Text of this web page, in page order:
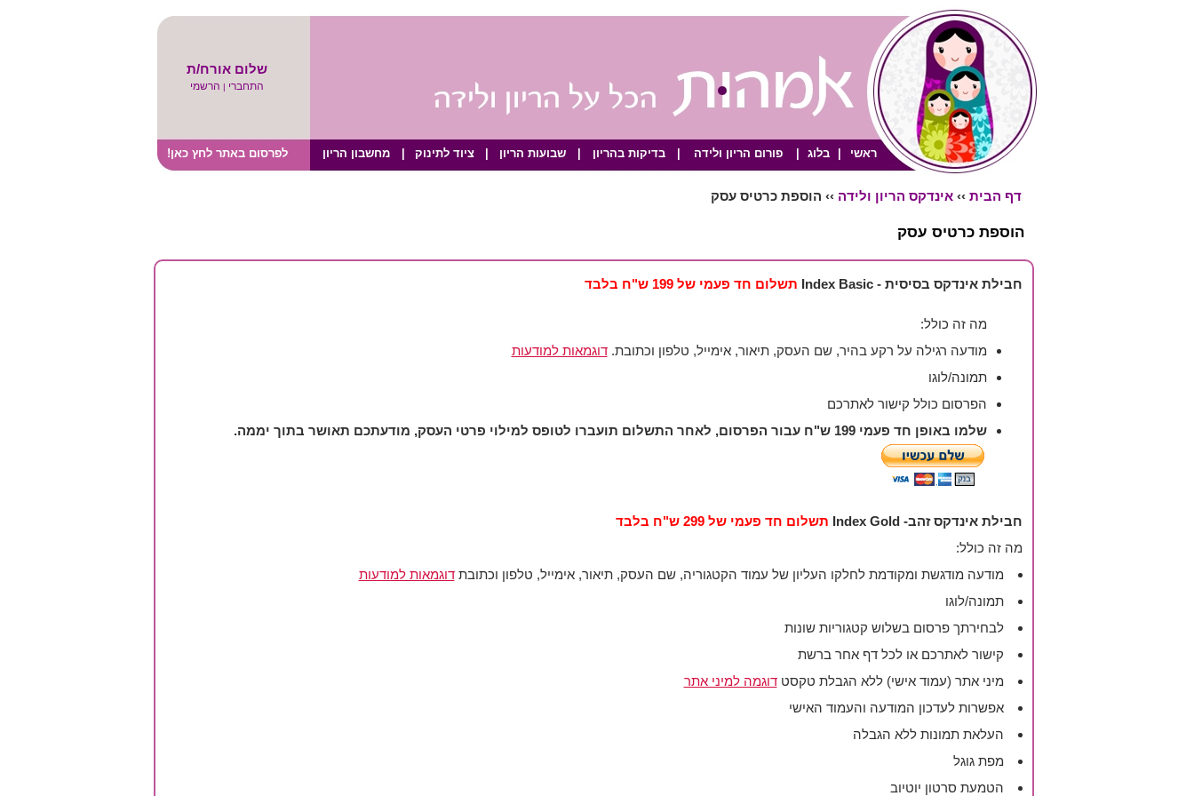
שלום אורח/ת
התחברי | הרשמי
לפרסום באתר לחץ כאן! מחשבון הריון ציוד לתינוק שבועות הריון בדיקות בהריון פורום הריון ולידה בלוג ראשי
דף הבית››אינדקס הריון ולידה›› הוספת כרטיס עסק
הוספת כרטיס עסק
חבילת אינדקס בסיסית - Index Basic תשלום חד פעמי של 199 ש"ח בלבד
מה זה כולל:
מודעה רגילה על רקע בהיר, שם העסק, תיאור, אימייל, טלפון וכתובת.דוגמאות למודעות
תמונה/לוגו
הפרסום כולל קישור לאתרכם
שלמו באופן חד פעמי 199 ש"ח עבור הפרסום, לאחר התשלום תועברו לטופס למילוי פרטי העסק, מודעתכם תאושר בתוך יממה.
חבילת אינדקס זהב- Index Gold
תשלום חד פעמי של 299 ש"ח בלבד
מה זה כולל:
מודעה מודגשת ומקודמת לחלקו העליון של עמוד הקטגוריה, שם העסק, תיאור, אימייל, טלפון וכתובתדוגמאות למודעות
תמונה/לוגו
לבחירתך פרסום בשלוש קטגוריות שונות
קישור לאתרכם או לכל דף אחר ברשת
מיני אתר (עמוד אישי) ללא הגבלת טקסטדוגמה למיני אתר
אפשרות לעדכון המודעה והעמוד האישי
העלאת תמונות ללא הגבלה
מפת גוגל
הטמעת סרטון יוטיוב